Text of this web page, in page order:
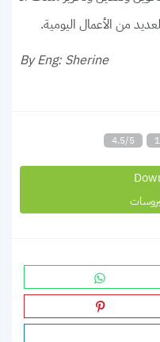
By Eng: Sherine
4.5/5 1